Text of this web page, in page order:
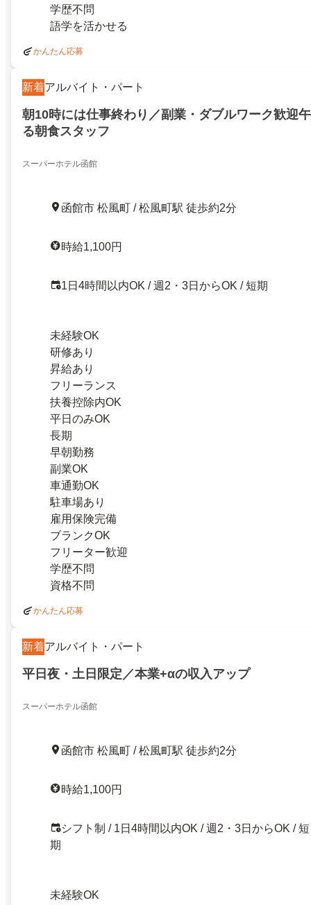
学歴不問
語学を活かせる
かんたん応募
新着アルバイト・パート
朝10時には仕事終わり／副業・ダブルワーク歓迎
る朝食スタッフ
スーパーホテル函館
函館市 松風町 / 松風町駅 徒歩約2分
時給1,100円
1日4時間以内OK / 週2・3日からOK / 短期
未経験OK
研修あり
昇給あり
フリーランス
扶養控除内OK
平日のみOK
長期
早朝勤務
副業OK
車通勤OK
駐車場あり
雇用保険完備
ブランクOK
フリーター歓迎
学歴不問
資格不問
かんたん応募
新着アルバイト・パート
平日夜・土日限定／本業+αの収入アップ
スーパーホテル函館
函館市 松風町 / 松風町駅 徒歩約2分
時給1,100円
シフト制 / 1日4時間以内OK / 週2・3日からOK / 短
期
未経験OK